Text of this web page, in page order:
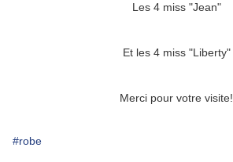
Les 4 miss "Jean"
Et les 4 miss "Liberty"
Merci pour votre visite!
#robe